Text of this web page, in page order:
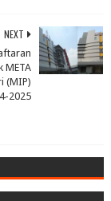
NEXT
META
(MIP)
2025